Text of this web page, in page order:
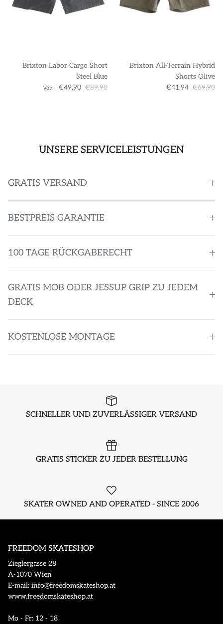
Brixton Labor Cargo Short
Steel Blue
Von €49,90 €89,90
Brixton All-Terrain Hybrid
Shorts Olive
€41,94 €69,90
UNSERE SERVICELEISTUNGEN
GRATIS VERSAND
BESTPREIS GARANTIE
100 TAGE RÜCKGABERECHT
GRATIS MOB ODER JESSUP GRIP ZU JEDEM
DECK
KOSTENLOSE MONTAGE
SCHNELLER UND ZUVERLÄSSIGER VERSAND
GRATIS STICKER ZU JEDER BESTELLUNG
SKATER OWNED AND OPERATED - SINCE 2006
FREEDOM SKATESHOP
Zieglergasse 28
A-1070 Wien
E-mail: info@freedomskateshop.at
www.freedomskateshop.at
Mo - Fr: 12 - 18